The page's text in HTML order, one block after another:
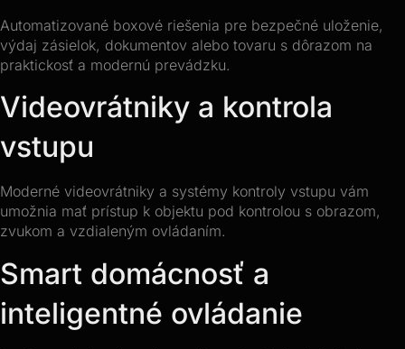
Automatizované boxové riešenia pre bezpečné uloženie,
výdaj zásielok, dokumentov alebo tovaru s dôrazom na
praktickosť a modernú prevádzku.
Videovrátniky a kontrola
vstupu
Moderné videovrátniky a systémy kontroly vstupu vám
umožnia mať prístup k objektu pod kontrolou s obrazom,
zvukom a vzdialeným ovládaním.
Smart domácnosť a
inteligentné ovládanie